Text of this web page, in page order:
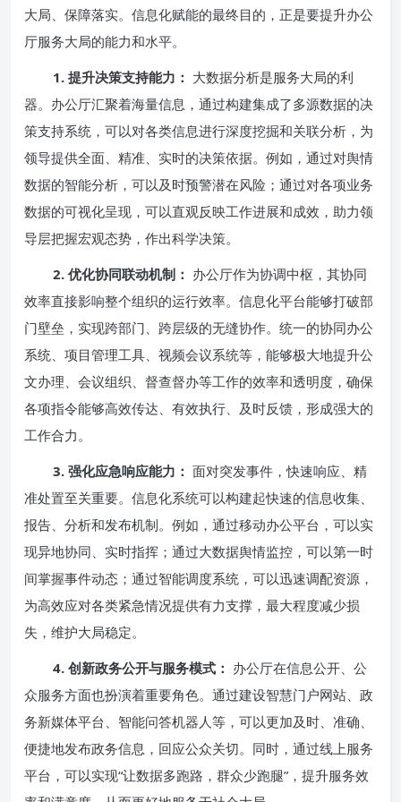
大局、保障落实。信息化赋能的最终目的，正是要提升办公
厅服务大局的能力和水平。
1. 提升决策支持能力： 大数据分析是服务大局的利
器。办公厅汇聚着海量信息，通过构建集成了多源数据的决
策支持系统，可以对各类信息进行深度挖掘和关联分析，为
领导提供全面、精准、实时的决策依据。例如，通过对舆情
数据的智能分析，可以及时预警潜在风险；通过对各项业务
数据的可视化呈现，可以直观反映工作进展和成效，助力领
导层把握宏观态势，作出科学决策。
2. 优化协同联动机制： 办公厅作为协调中枢，其协同
效率直接影响整个组织的运行效率。信息化平台能够打破部
门壁垒，实现跨部门、跨层级的无缝协作。统一的协同办公
系统、项目管理工具、视频会议系统等，能够极大地提升公
文办理、会议组织、督查督办等工作的效率和透明度，确保
各项指令能够高效传达、有效执行、及时反馈，形成强大的
工作合力。
3. 强化应急响应能力： 面对突发事件，快速响应、精
准处置至关重要。信息化系统可以构建起快速的信息收集、
报告、分析和发布机制。例如，通过移动办公平台，可以实
现异地协同、实时指挥；通过大数据舆情监控，可以第一时
间掌握事件动态；通过智能调度系统，可以迅速调配资源，
为高效应对各类紧急情况提供有力支撑，最大程度减少损
失，维护大局稳定。
4. 创新政务公开与服务模式： 办公厅在信息公开、公
众服务方面也扮演着重要角色。通过建设智慧门户网站、政
务新媒体平台、智能问答机器人等，可以更加及时、准确、
便捷地发布政务信息，回应公众关切。同时，通过线上服务
平台，可以实现“让数据多跑路，群众少跑腿”，提升服务效